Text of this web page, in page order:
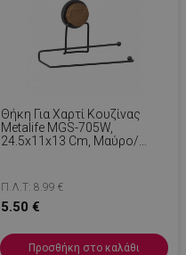
Θήκη Για Χαρτί Κουζίνας
Metalife MGS-705W,
24.5x11x13 Cm, Μαύρο/
Π.Λ.Τ: 8.99 €
5.50 €
Προσθήκη στο καλάθι